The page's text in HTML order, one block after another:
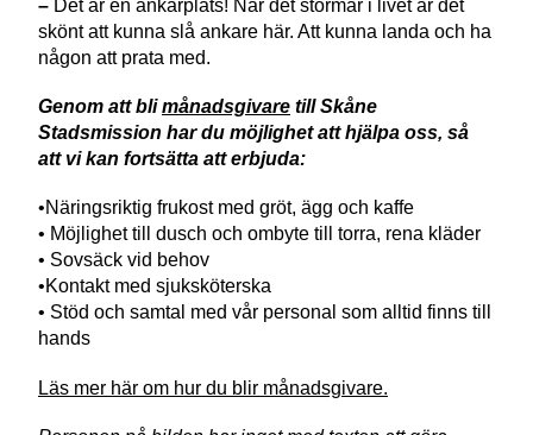
– Det är en ankarplats! När det stormar i livet är det
skönt att kunna slå ankare här. Att kunna landa och ha
någon att prata med.
Genom att blimånadsgivare till Skåne
Stadsmission har du möjlighet att hjälpa oss, så
att vi kan fortsätta att erbjuda:
•Näringsriktig frukost med gröt, ägg och kaffe
• Möjlighet till dusch och ombyte till torra, rena kläder
• Sovsäck vid behov
•Kontakt med sjuksköterska
• Stöd och samtal med vår personal som alltid finns till
hands
Läs mer här om hur du blir månadsgivare.